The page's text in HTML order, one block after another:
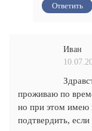
Ответить
Иван
проживаю по
но при этом имею
подтвердить,